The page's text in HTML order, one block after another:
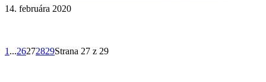
14. februára 2020
1 ...26272829Strana 27 z 29